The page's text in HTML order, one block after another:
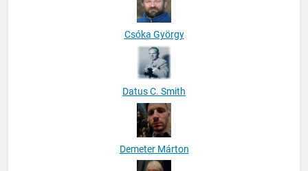
Csóka György
Datus C. Smith
Demeter Márton